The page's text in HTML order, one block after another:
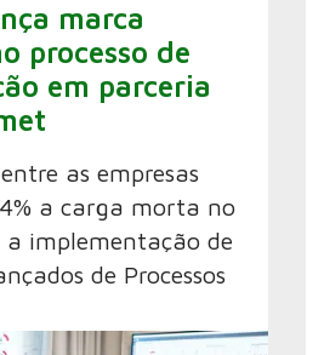
marca
processo de
em parceria
as empresas
a carga morta no
a implementação de
de Processos